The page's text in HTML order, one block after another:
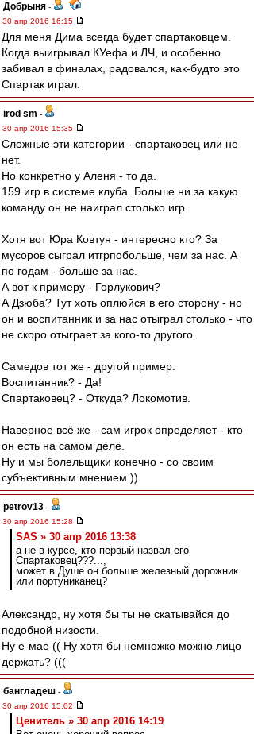
Добрыня -
30 апр 2016 16:15
Для меня Дима всегда будет спартаковцем.
Когда выигрывал КУефа и ЛЧ, и особенно
забивал в финалах, радовался, как-будто это
Спартак играл.
irod sm -
30 апр 2016 15:35
Сложные эти категории - спартаковец или не
нет.
Но конкретно у Аленя - то да.
159 игр в системе клуба. Больше ни за какую
команду он не наиграл столько игр.
Хотя вот Юра Ковтун - интересно кто? За
мусоров сыграл итгрпобольше, чем за нас. А
по годам - больше за нас.
А вот к примеру - Горлукович?
А Дзюба? Тут хоть оплюйся в его сторону - но
он и воспитанник и за нас отыграл столько - что
не скоро отыграет за кого-то другого.
Самедов тот же - другой пример.
Воспитанник? - Да!
Спартаковец? - Откуда? Локомотив.
Наверное всё же - сам игрок определяет - кто
он есть на самом деле.
Ну и мы болельщики конечно - со своим
субъективным мнением.))
petrov13 -
30 апр 2016 15:28
SAS » 30 апр 2016 13:38
а не в курсе, кто первый назвал его
Спартаковец???...,
может в Душе он больше железный дорожник
или портуниканец?
Александр, ну хотя бы ты не скатывайся до
подобной низости.
Ну е-мае (( Ну хотя бы немножко можно лицо
держать? (((
бангладеш -
30 апр 2016 15:02
Ценитель » 30 апр 2016 14:19